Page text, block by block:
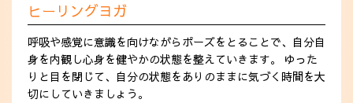
ヒーリングヨガ
呼吸や感覚に意識を向けながらポーズをとることで、自分自
身を内観し心身を健やかの状態を整えていきます。 ゆった
りと目を閉じて、自分の状態をありのままに気づく時間を大
切にしていきましょう。